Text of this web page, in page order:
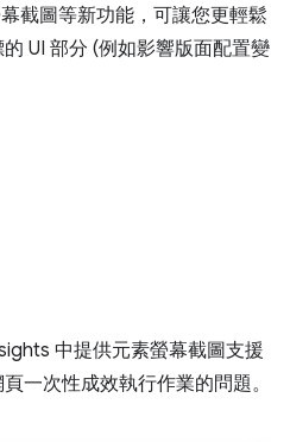
截圖等新功能，可讓您更輕鬆
UI 部分 (例如影響版面配置變
中提供元素螢幕截圖支援
一次性成效執行作業的問題。